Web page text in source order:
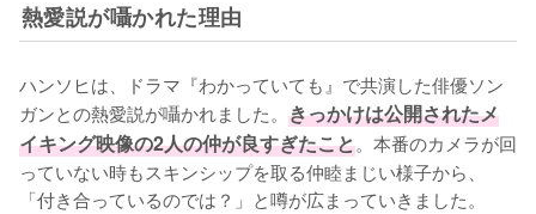
熱愛説が囁かれた理由
ハンソヒは、ドラマ『わかっていても』で共演した俳優ソン
ガンとの熱愛説が囁かれました。 きっかけは公開されたメ
イキング映像の2人の仲が良すぎたこと。本番のカメラが回
っていない時もスキンシップを取る仲睦まじい様子から、
「付き合っているのでは？」と噂が広まっていきました。